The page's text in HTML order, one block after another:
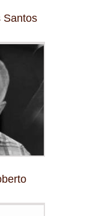
Santos